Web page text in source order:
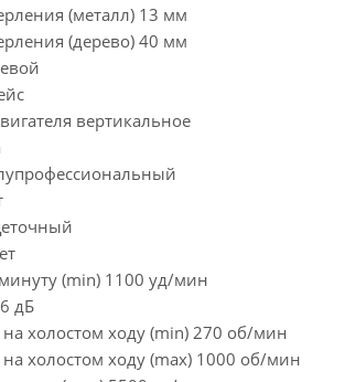
(металл) 13 мм
(дерево) 40 мм
вертикальное
(min) 1100 уд/мин
дБ
холостом ходу (min) 270 об/мин
холостом ходу (max) 1000 об/мин